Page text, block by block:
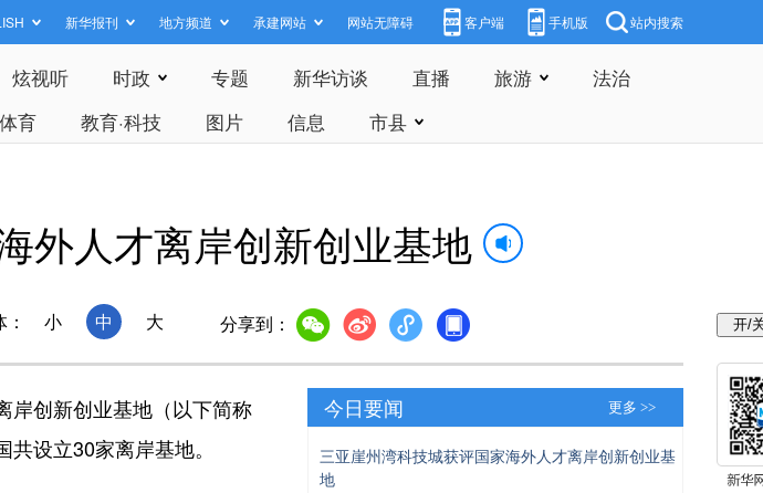
新华报刊 地方频道 承建网站 网站无障碍 客户端 手机版 站内搜索
炫视听 时政 专题 新华访谈 直播 旅游
法治
育 教育·科技 图片 信息 市县
外人才离岸创新创业基地
小 中 大 分享到：
创新创业基地（以下简称
设立30家离岸基地。
今日要闻 更多 >>
三亚崖州湾科技城获评国家海外人才离岸创新创业基
地